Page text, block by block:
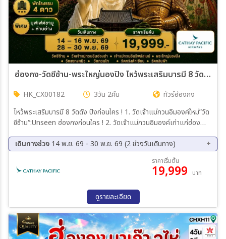
ฮ่องกง-วัดซีซ้าน-พระใหญ่นองปิง ไหว้พระเสริมบารมี 8 วัดดัง 3วัน 2คืน (CX)
HK_CX00182 3วัน 2คืน
ทัวร์ฮ่องกง
ไหว้พระเสริมบารมี 8 วัดดัง ปังก่อนใคร ! 1. วัดเจ้าแม่กวนอิมองค์ใหม่”วัด
ซีซ้าน“:Unseen ฮ่องกงก่อนใคร ! 2. วัดเจ้าแม่กวนอิมองค์เก่าแก่ฮ่องฮำ :
ลาภเงินทอง/หน้าที่การงาน/ธุรกิจการค้า 4. พระใหญ่โป๋หลิน(พระใหญ่นอง
ปิง) : นั่งกระเช้า360 องศา 5. วัดแชกงหมิวหรือวัดกังหัน : หมุนกังหันนำ
โชค/ขอหน้าที่การงาน/ธุรกิจการค้า/โชคลาภเงินทอง 6. วัดหวังต้าเซียน :
ขอพรเรื่องสุขภาพ 7. วัดหลินฟ้า หรือ วัดเจ้าแม่กวนอิมดอกบัว :ขอโชค
งาน พิเศษ! ทานห่านย่างแสนอร่อย+ บุฟเฟ่ต์ชาบู
เดินทางช่วง 14 พ.ย. 69 - 30 พ.ย. 69 (2 ช่วงวันเดินทาง)
28 พ.ย. 69 - 30 พ.ย. 69
ราคาเริ่มต้น
19,999 บาท
ดูรายละเอียด